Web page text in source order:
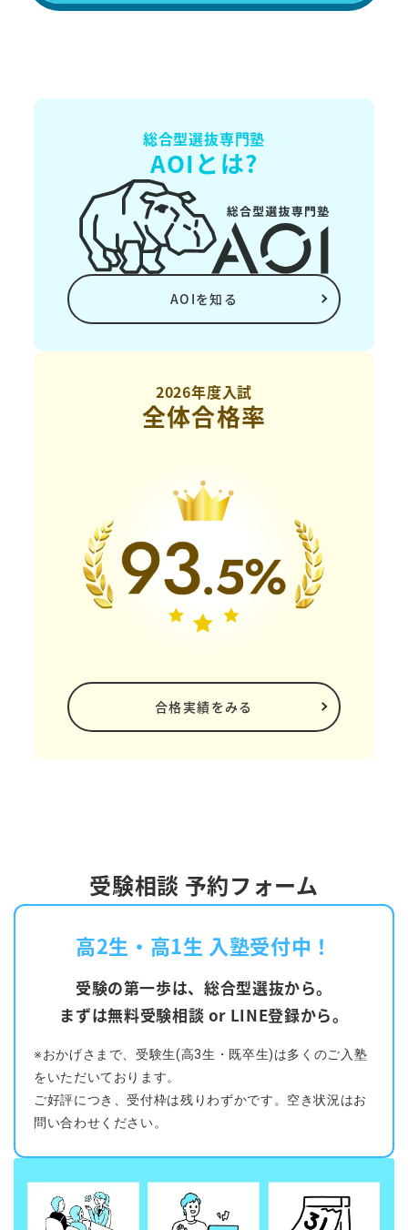
総合型選抜専門塾
AOIとは?
AOIを知る
2026年度入試
全体合格率
合格実績をみる
受験相談 予約フォーム
高2生・高1生 入塾受付中！
受験の第一歩は、総合型選抜から。
まずは無料受験相談 or LINE登録から。
※おかげさまで、受験生(高3生・既卒生)は多くのご入塾
をいただいております。
ご好評につき、受付枠は残りわずかです。空き状況はお
問い合わせください。